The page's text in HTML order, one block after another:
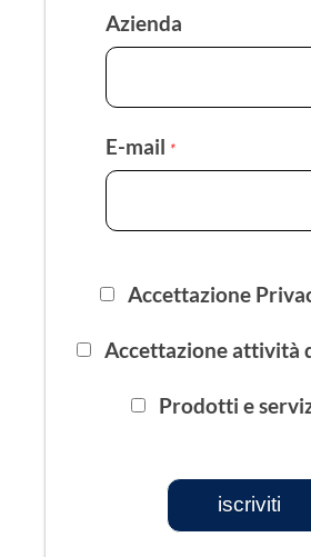
Azienda
E-mail *
Accettazione
Accettazione attività
Prodotti e
iscriviti